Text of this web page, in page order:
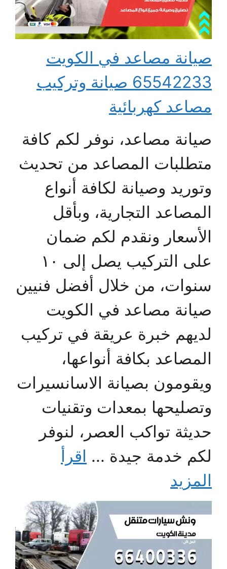
صيانة مصاعد في الكويت
65542233 صيانة وتركيب
مصاعد كهربائية
صيانة مصاعد، نوفر لكم كافة
متطلبات المصاعد من تحديث
وتوريد وصيانة لكافة أنواع
المصاعد التجارية، وبأقل
الأسعار ونقدم لكم ضمان
على التركيب يصل إلى ١٠
سنوات، من خلال أفضل فنيين
صيانة مصاعد في الكويت
لديهم خبرة عريقة في تركيب
المصاعد بكافة أنواعها،
ويقومون بصيانة الاسانسيرات
وتصليحها بمعدات وتقنيات
حديثة تواكب العصر، لنوفر
لكم خدمة جيدة ... اقرأ
المزيد